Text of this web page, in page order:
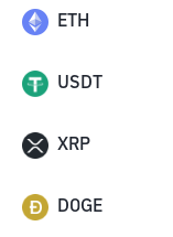
ETH
USDT
XRP
DOGE